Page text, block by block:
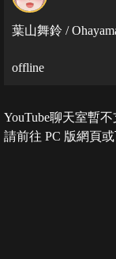
葉山舞鈴 /
offline
YouTube聊天室暫
請前往 PC 版網頁